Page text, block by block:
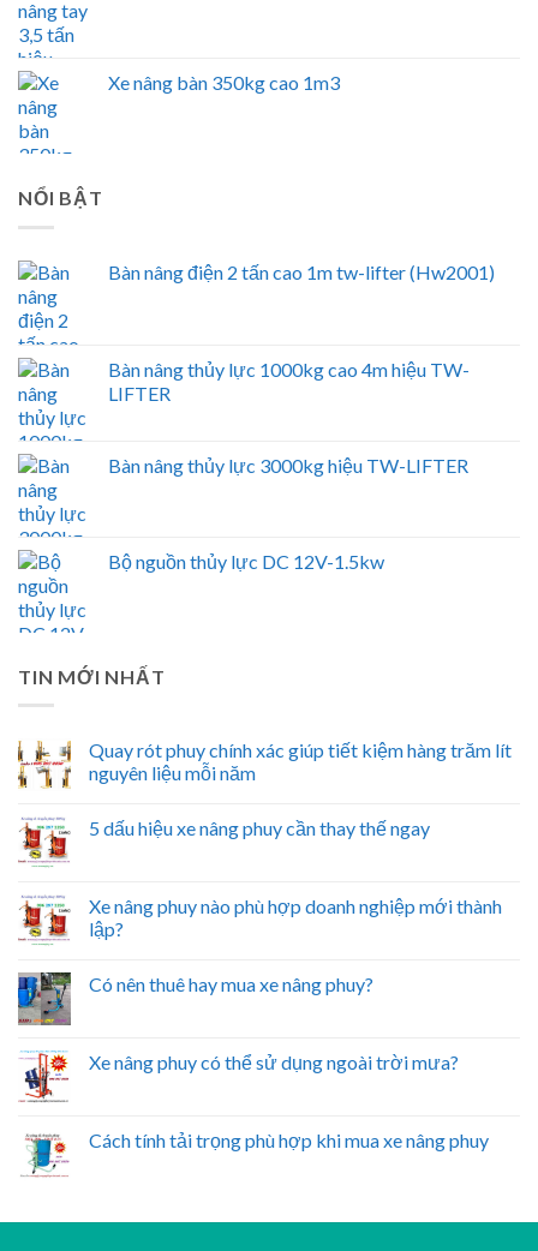
Xe nâng bàn 350kg cao 1m3
NỔI BẬT
Bàn nâng điện 2 tấn cao 1m tw-lifter (Hw2001)
Bàn nâng thủy lực 1000kg cao 4m hiệu TW-
LIFTER
Bàn nâng thủy lực 3000kg hiệu TW-LIFTER
Bộ nguồn thủy lực DC 12V-1.5kw
TIN MỚI NHẤT
Quay rót phuy chính xác giúp tiết kiệm hàng trăm lít
nguyên liệu mỗi năm
5 dấu hiệu xe nâng phuy cần thay thế ngay
Xe nâng phuy nào phù hợp doanh nghiệp mới thành
lập?
Có nên thuê hay mua xe nâng phuy?
Xe nâng phuy có thể sử dụng ngoài trời mưa?
Cách tính tải trọng phù hợp khi mua xe nâng phuy